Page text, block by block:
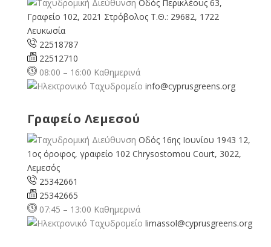
Οδός Περικλέους 63,
Γραφείο 102, 2021 Στρόβολος Τ.Θ.: 29682, 1722
Λευκωσία
22518787
22512710
08:00 – 16:00 Καθημερινά
info@cyprusgreens.org
Γραφείο Λεμεσού
Οδός 16ης Ιουνίου 1943 12,
1ος όροφος, γραφείο 102 Chrysostomou Court, 3022,
Λεμεσός
25342661
25342665
07:45 – 13:00 Καθημερινά
limassol@cyprusgreens.org